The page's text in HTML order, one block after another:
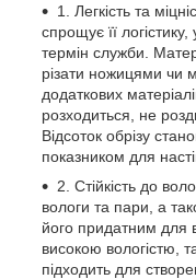
1. Легкість та
спрощує її
термін служби.
різати ножицями чи
додаткових
розходиться, не
Відсоток обрізу
показником для
2. Стійкість до
вологи та пари, а
його придатним для
високою вологістю,
підходить для